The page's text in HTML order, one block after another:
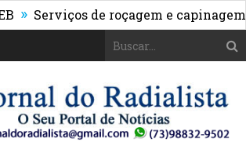
Serviços de roçagem e capinagem